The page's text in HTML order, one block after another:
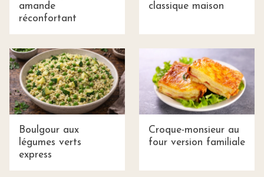
amande
réconfortant
classique maison
Boulgour aux
légumes verts
express
Croque-monsieur au
four version familiale